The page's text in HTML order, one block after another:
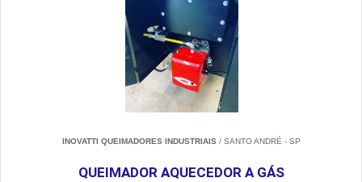
INOVATTI QUEIMADORES INDUSTRIAIS/ SANTO ANDRÉ - SP
QUEIMADOR AQUECEDOR A GÁS